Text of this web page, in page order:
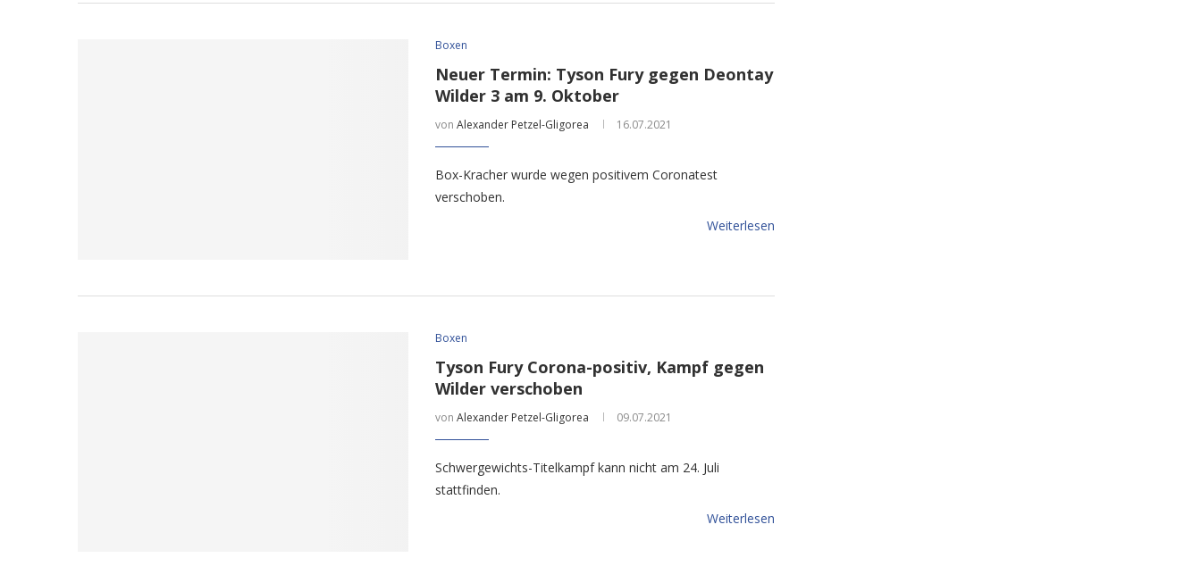
Boxen
Neuer Termin: Tyson Fury gegen Deontay
Wilder 3 am 9. Oktober
von Alexander Petzel-Gligorea 16.07.2021
Box-Kracher wurde wegen positivem Coronatest
verschoben.
Weiterlesen
Boxen
Tyson Fury Corona-positiv, Kampf gegen
Wilder verschoben
von Alexander Petzel-Gligorea 09.07.2021
Schwergewichts-Titelkampf kann nicht am 24. Juli
stattfinden.
Weiterlesen